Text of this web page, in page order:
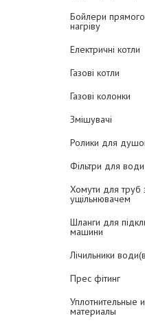
Бойлери
нагріву
Електричні котли
Газові котли
Газові колонки
Змішувачі
Ролики для
Фільтри для води
Хомути для труб
ущільнювачем
Шланги для
машини
Лічильники
Прес фітинг
Уплотнительные
материалы